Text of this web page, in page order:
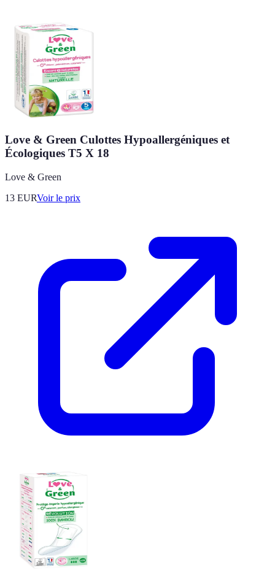
Love & Green Culottes Hypoallergéniques et
Écologiques T5 X 18
Love & Green
13 EURVoir le prix